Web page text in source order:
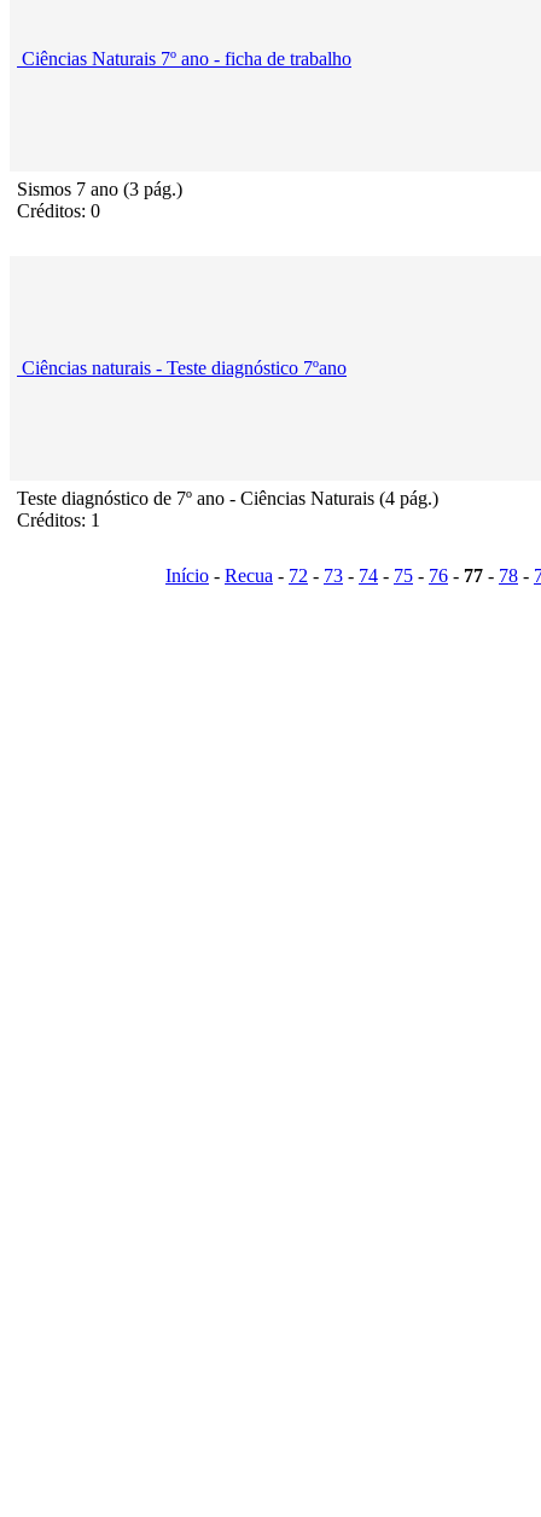
Ciências Naturais 7º ano - ficha de trabalho
Sismos 7 ano (3 pág.)
Créditos: 0
Ciências naturais - Teste diagnóstico 7ºano
Teste diagnóstico de 7º ano - Ciências Naturais (4 pág.)
Créditos: 1
Início - Recua - 72 - 73 - 74 - 75 - 76 - 77 - 78 -